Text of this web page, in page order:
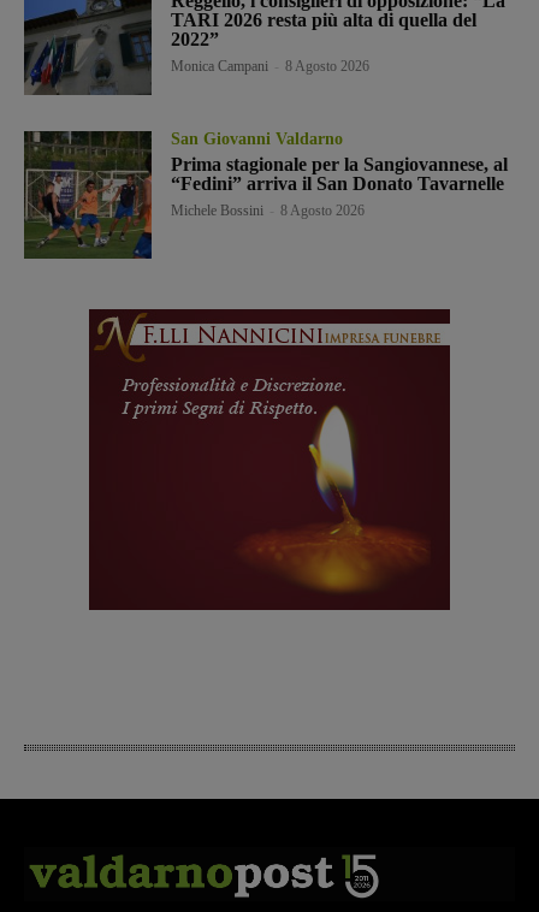
TARI 2026 resta più alta di quella del
2022”
Monica Campani 8 Agosto 2026
San Giovanni Valdarno
Prima stagionale per la Sangiovannese, al
“Fedini” arriva il San Donato Tavarnelle
Michele Bossini 8 Agosto 2026